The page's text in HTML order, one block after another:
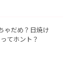
ゃだめ？日焼け
てホント？